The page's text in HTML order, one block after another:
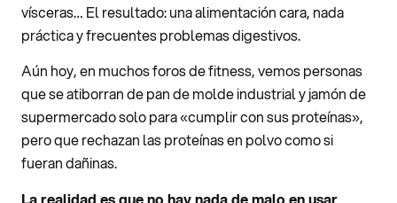
vísceras… El resultado: una alimentación cara, nada
práctica y frecuentes problemas digestivos.
Aún hoy, en muchos foros de fitness, vemos personas
que se atiborran de pan de molde industrial y jamón de
supermercado solo para «cumplir con sus proteínas»,
pero que rechazan las proteínas en polvo como si
fueran dañinas.
La realidad es que no hay nada de malo en usar